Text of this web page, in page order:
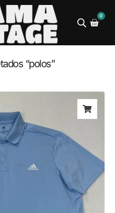
0
“polos”